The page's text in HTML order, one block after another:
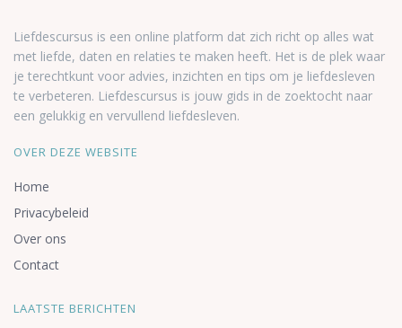
Liefdescursus is een online platform dat zich richt op alles wat
met liefde, daten en relaties te maken heeft. Het is de plek waar
je terechtkunt voor advies, inzichten en tips om je liefdesleven
te verbeteren. Liefdescursus is jouw gids in de zoektocht naar
een gelukkig en vervullend liefdesleven.
OVER DEZE WEBSITE
Home
Privacybeleid
Over ons
Contact
LAATSTE BERICHTEN